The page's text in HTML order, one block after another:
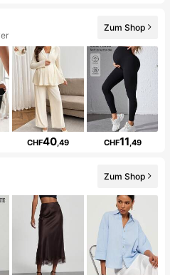
Zum Shop
CHF40,49 CHF11 ,49
Zum Shop